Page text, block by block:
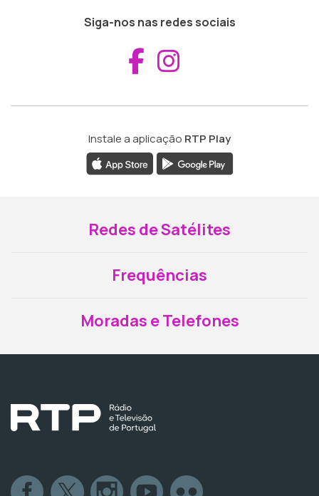
Siga-nos nas redes sociais
Aceder ao
Instale a aplicação RTP Play
Redes de Satélites
Frequências
Moradas e Telefones